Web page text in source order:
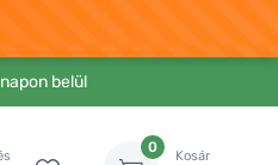
belül
0
Kosár